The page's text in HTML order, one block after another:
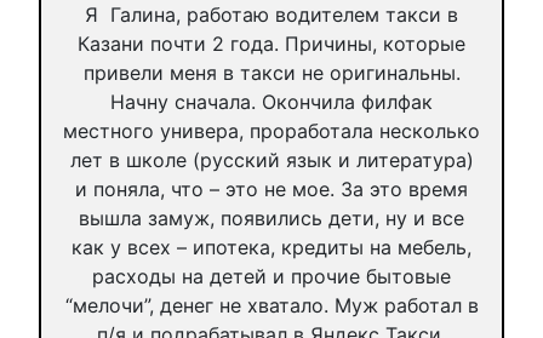
Я Галина, работаю водителем такси в
Казани почти 2 года. Причины, которые
привели меня в такси не оригинальны.
Начну сначала. Окончила филфак
местного универа, проработала несколько
лет в школе (русский язык и литература)
и поняла, что – это не мое. За это время
вышла замуж, появились дети, ну и все
как у всех – ипотека, кредиты на мебель,
расходы на детей и прочие бытовые
“мелочи”, денег не хватало. Муж работал в